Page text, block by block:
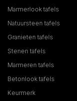
Marmerlook tafels
Natuursteen tafels
Granieten tafels
Stenen tafels
Marmeren tafels
Betonlook tafels
Keurmerk